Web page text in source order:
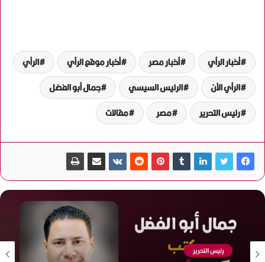
أخبار الرأي أخبار مصر أخبار موقع الرأي
الرأي
الرأي الآن
الرئيس السيسي
جمال أبو الفضل
رئيس التحرير
مصر مقالات
رئيس التحرير